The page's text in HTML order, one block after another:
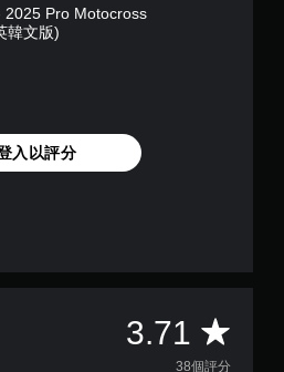
2025 Pro Motocross
韓文版)
入以評分
3.71 平
38個評分